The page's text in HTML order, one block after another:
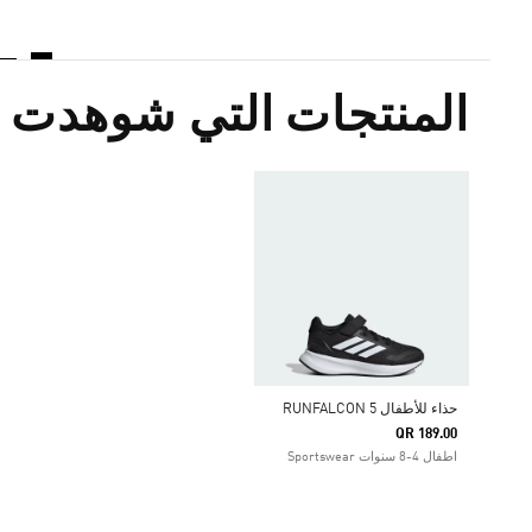
المنتجات التي شوهدت
حذاء للأطفال RUNFALCON 5
QR 189.00
اطفال 4-8 سنوات Sportswear